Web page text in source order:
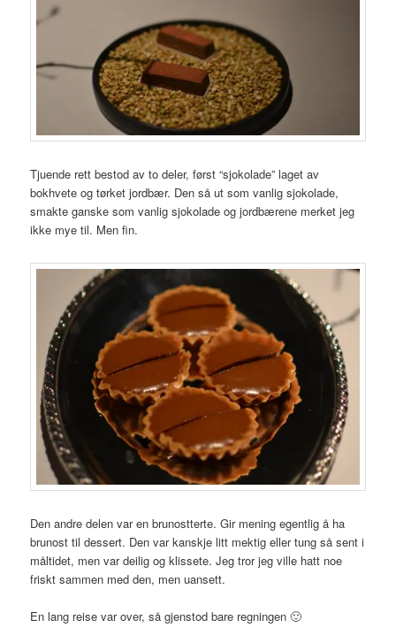
Tjuende rett bestod av to deler, først “sjokolade” laget av
bokhvete og tørket jordbær. Den så ut som vanlig sjokolade,
smakte ganske som vanlig sjokolade og jordbærene merket jeg
ikke mye til. Men fin.
Den andre delen var en brunostterte. Gir mening egentlig å ha
brunost til dessert. Den var kanskje litt mektig eller tung så sent i
måltidet, men var deilig og klissete. Jeg tror jeg ville hatt noe
friskt sammen med den, men uansett.
En lang reise var over, så gjenstod bare regningen 🙂